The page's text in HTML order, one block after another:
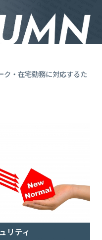
ク・在宅勤務に対応するた
リティ